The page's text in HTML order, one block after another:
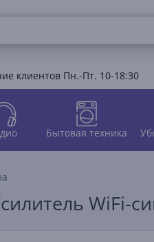
клиентов Пн.-Пт. 10-18:30
Бытовая техника
WiFi-